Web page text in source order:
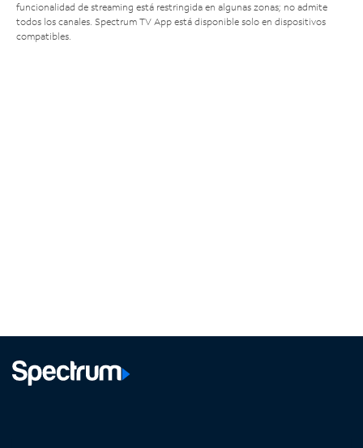
funcionalidad de streaming está restringida en algunas zonas; no admite
todos los canales. Spectrum TV App está disponible solo en dispositivos
compatibles.